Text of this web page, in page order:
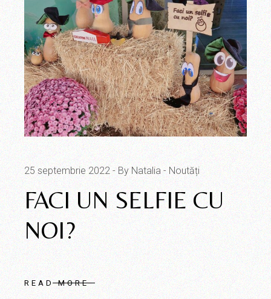
25 septembrie 2022 By Natalia Noutăți
FACI UN SELFIE CU
NOI?
READ MORE